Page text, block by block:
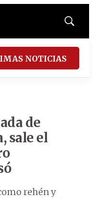
Mostrar
NOTICIAS
de
sale el
rehén y